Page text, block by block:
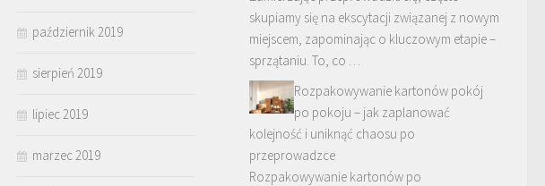
skupiamy się na ekscytacji związanej z nowym
miejscem, zapominając o kluczowym etapie –
sprzątaniu. To, co …
Rozpakowywanie kartonów pokój
po pokoju – jak zaplanować
kolejność i uniknąć chaosu po
przeprowadzce
Rozpakowywanie kartonów po
październik 2019
sierpień 2019
lipiec 2019
marzec 2019